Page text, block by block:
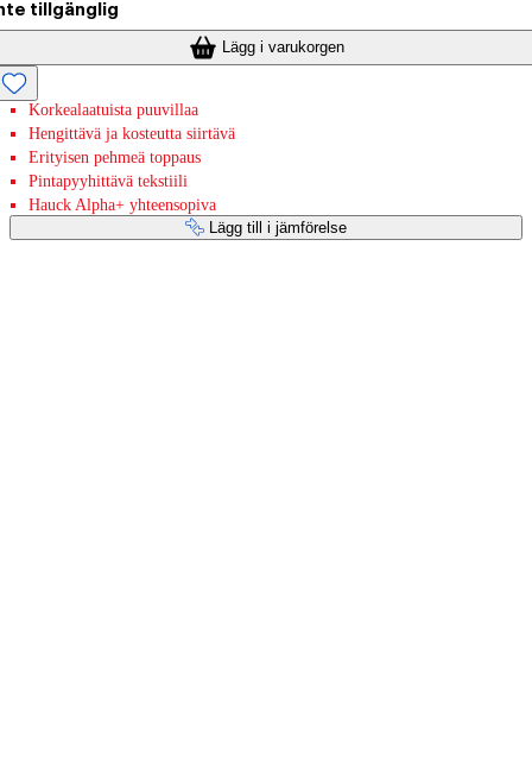
tillgänglig
Lägg i varukorgen
Korkealaatuista puuvillaa
Hengittävä ja kosteutta siirtävä
Erityisen pehmeä toppaus
Pintapyyhittävä tekstiili
Hauck Alpha+ yhteensopiva
Lägg till i jämförelse